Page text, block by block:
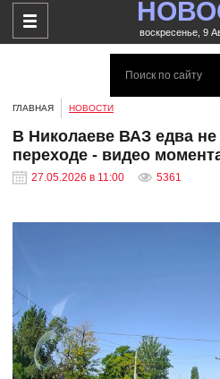
воскресенье, 9
ГЛАВНАЯ НОВОСТИ
В Николаеве ВАЗ едва
переходе - видео
27.05.2026 в 11:00 5361